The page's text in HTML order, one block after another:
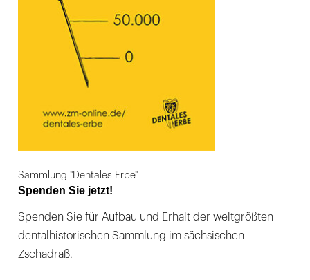
Sammlung "Dentales Erbe"
Spenden Sie jetzt!
Spenden Sie für Aufbau und Erhalt der weltgrößten
dentalhistorischen Sammlung im sächsischen
Zschadraß.